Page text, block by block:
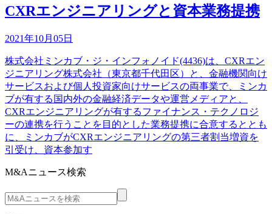
CXRエンジニアリングと資本業務提携
2021年10月05日
株式会社ミンカブ・ジ・インフォノイド(4436)は、CXRエン
ジニアリング株式会社（東京都千代田区）と、金融機関向け
サービスおよび個人投資家向けサービスの両事業で、ミンカ
ブが有する国内外の金融経済データや運営メディアと、
CXRエンジニアリングが有するファイナンス・テクノロジ
ーの連携を行うことを目的とした業務提携に合意するととも
に、ミンカブがCXRエンジニアリングの第三者割当増資を
引受け、資本参加す
M&Aニュース検索